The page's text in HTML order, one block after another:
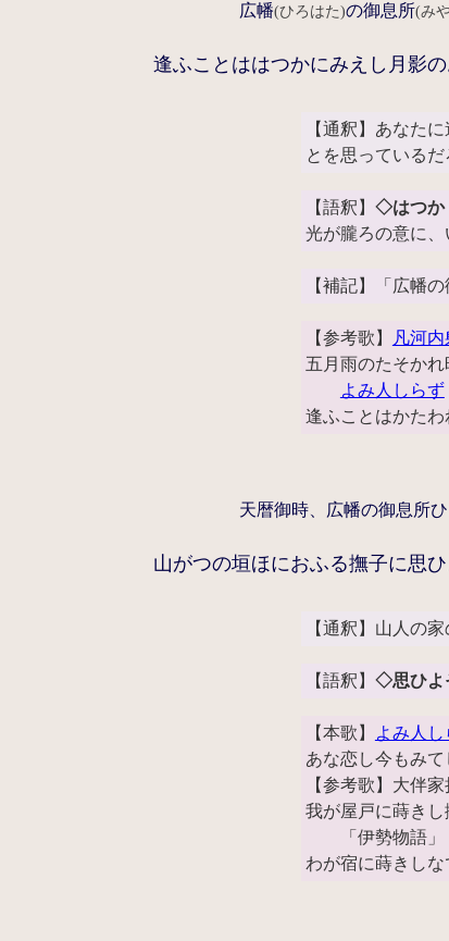
広幡(ひろはた)の御息所(み
逢ふことははつかにみえし月影
【通釈】あなた
とを思っている
【語釈】 ◇はつか
光が朧ろの意に、
【補記】「広幡
【参考歌】 凡河内
五月雨のたそか
よみ人しらず
逢ふことはかた
天暦御時、広幡の御息所
山がつの垣ほにおふる撫子に思
【通釈】山人の
【語釈】 ◇思ひよ
【本歌】 よみ人し
あな恋し今もみ
【参考歌】大伴家
我が屋戸に蒔き
「伊勢物語」（
わが宿に蒔きし